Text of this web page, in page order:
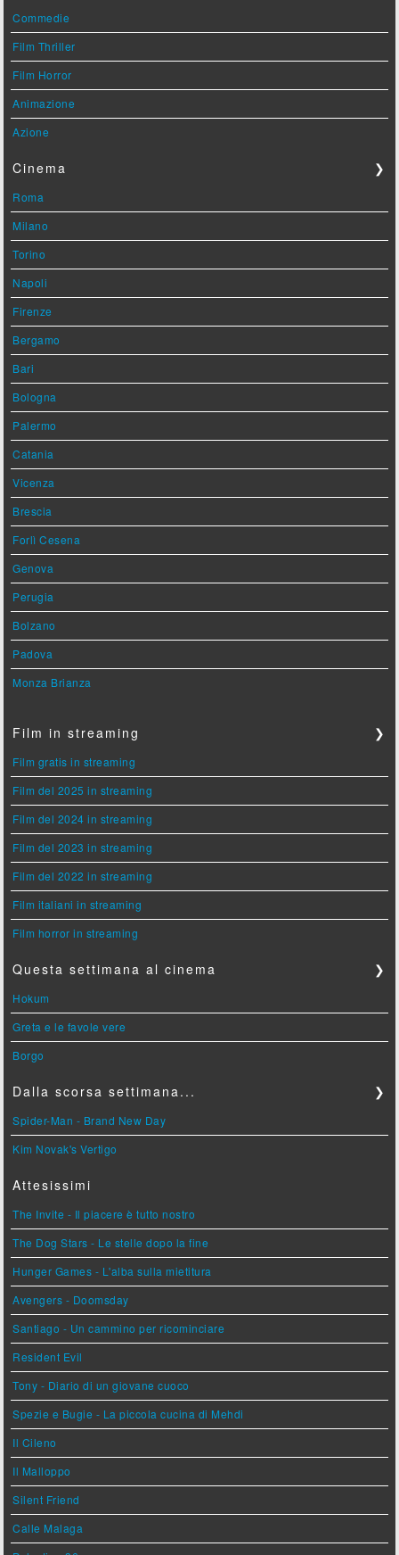
Commedie
Film Thriller
Film Horror
Animazione
Azione
Cinema ❯
Roma
Milano
Torino
Napoli
Firenze
Bergamo
Bari
Bologna
Palermo
Catania
Vicenza
Brescia
Forlì Cesena
Genova
Perugia
Bolzano
Padova
Monza Brianza
Film in streaming ❯
Film gratis in streaming
Film del 2025 in streaming
Film del 2024 in streaming
Film del 2023 in streaming
Film del 2022 in streaming
Film italiani in streaming
Film horror in streaming
Questa settimana al cinema ❯
Hokum
Greta e le favole vere
Borgo
Dalla scorsa settimana... ❯
Spider-Man - Brand New Day
Kim Novak's Vertigo
Attesissimi
The Invite - Il piacere è tutto nostro
The Dog Stars - Le stelle dopo la fine
Hunger Games - L'alba sulla mietitura
Avengers - Doomsday
Santiago - Un cammino per ricominciare
Resident Evil
Tony - Diario di un giovane cuoco
Spezie e Bugie - La piccola cucina di Mehdi
Il Cileno
Il Malloppo
Silent Friend
Calle Malaga